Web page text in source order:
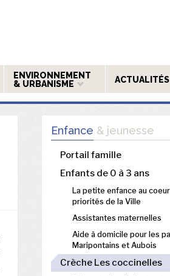
ENVIRONNEMENT
& URBANISME
ACTUALITÉS
Enfance & jeunesse
Portail famille
Enfants de 0 à 3 ans
La petite enfance au
priorités de la Ville
Assistantes maternelles
Aide à domicile pour les
Maripontains et Aubois
Crèche Les coccinelles